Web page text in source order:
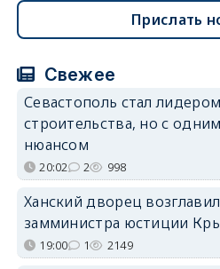
Прислать
Свежее
Севастополь стал
строительства, но с
нюансом
20:02 2 998
Ханский дворец
замминистра юстиции
19:00 1 2149